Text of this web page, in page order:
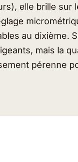
elle brille sur
au dixième.
mais la
pérenne